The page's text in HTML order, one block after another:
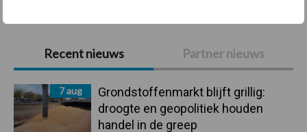
Primaire
Sidebar
Recent nieuws Partner nieuws
7 aug
Grondstoffenmarkt blijft grillig:
droogte en geopolitiek houden
handel in de greep